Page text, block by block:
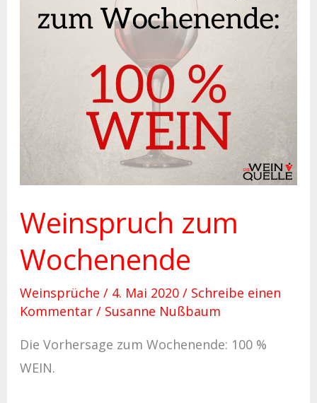
Weinspruch zum
Wochenende
Weinsprüche / 4. Mai 2020 / Schreibe einen
Kommentar / Susanne Nußbaum
Die Vorhersage zum Wochenende: 100 %
WEIN.
Wochenende